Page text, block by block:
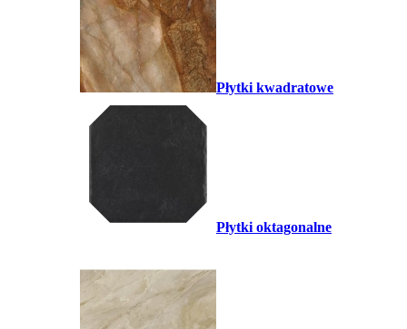
Płytki kwadratowe
Płytki oktagonalne